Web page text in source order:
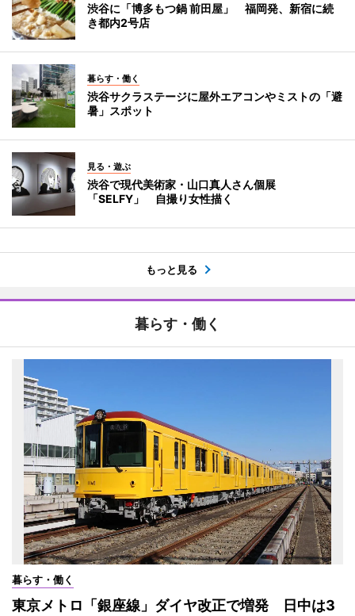
渋谷に「博多もつ鍋 前田屋」 福岡発、新宿に続
き都内2号店
暮らす・働く
渋谷サクラステージに屋外エアコンやミストの「避
暑」スポット
見る・遊ぶ
渋谷で現代美術家・山口真人さん個展
「SELFY」 自撮り女性描く
もっと見る
暮らす・働く
暮らす・働く
東京メトロ「銀座線」ダイヤ改正で増発 日中は3